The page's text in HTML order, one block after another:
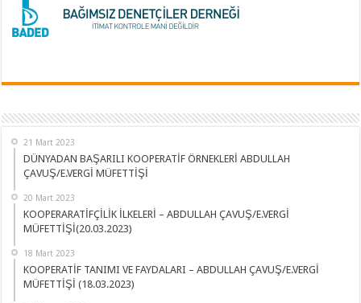
21 Mart 2023
DÜNYADAN BAŞARILI KOOPERATİF ÖRNEKLERİ ABDULLAH
ÇAVUŞ/E.VERGİ MÜFETTİŞİ
20 Mart 2023
KOOPERARATİFÇİLİK İLKELERİ – ABDULLAH ÇAVUŞ/E.VERGİ
MÜFETTİŞİ(20.03.2023)
18 Mart 2023
KOOPERATİF TANIMI VE FAYDALARI – ABDULLAH ÇAVUŞ/E.VERGİ
MÜFETTİŞİ (18.03.2023)